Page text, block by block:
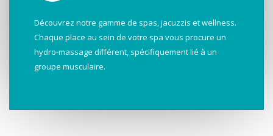
Découvrez notre gamme de spas, jacuzzis et wellness.
Chaque place au sein de votre spa vous procure un
hydro-massage différent, spécifiquement lié à un
groupe musculaire.